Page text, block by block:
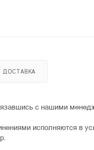
ДОСТАВКА
с нашими
исполняются в